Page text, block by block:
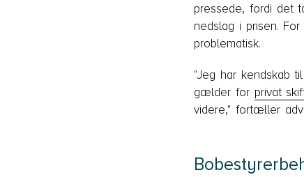
pressede, fordi det
nedslag i prisen.
problematisk.
"Jeg har kendskab
gælder for privat
videre," fortæller